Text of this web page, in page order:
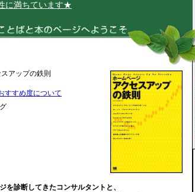
ちています★
アップの鉄則
すすめ度について
を診断してきたコンサルタントと、